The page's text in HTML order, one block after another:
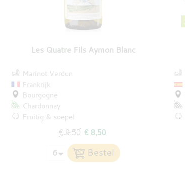
Les Quatre Fils Aymon Blanc
Marinot Verdun
Frankrijk
Bourgogne
Chardonnay
Fruitig & soepel
€ 9,50 € 8,50